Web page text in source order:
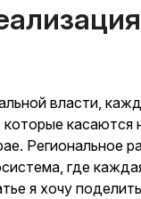
власти,
Региональное
где
я хочу